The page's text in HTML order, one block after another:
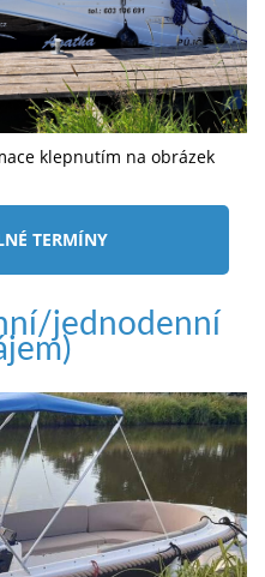
klepnutím na obrázek
TERMÍNY
jednodenní